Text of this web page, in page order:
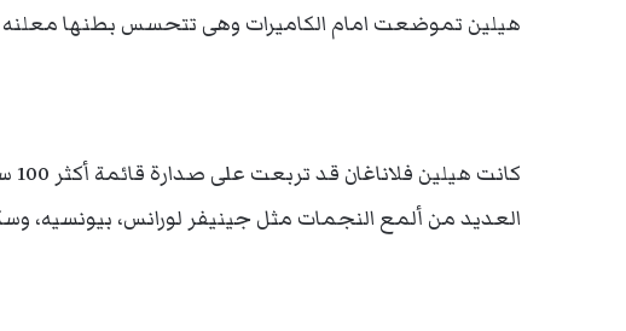
هيلين تموضعت امام الكاميرات وهى تتحسس بطنها معلنه
العديد من ألمع النجمات مثل جينيفر لورانس، بيونسيه،